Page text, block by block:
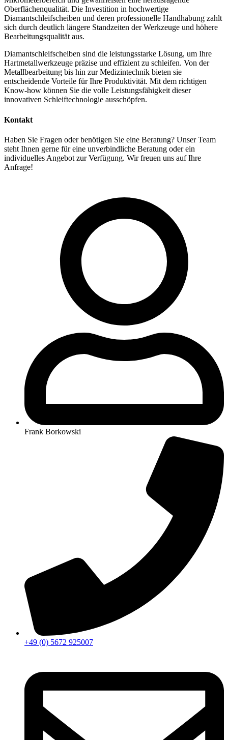
Oberflächenqualität. Die Investition in hochwertige
Diamantschleifscheiben und deren professionelle Handhabung zahlt
sich durch deutlich längere Standzeiten der Werkzeuge und höhere
Bearbeitungsqualität aus.
Diamantschleifscheiben sind die leistungsstarke Lösung, um Ihre
Hartmetallwerkzeuge präzise und effizient zu schleifen. Von der
Metallbearbeitung bis hin zur Medizintechnik bieten sie
entscheidende Vorteile für Ihre Produktivität. Mit dem richtigen
Know-how können Sie die volle Leistungsfähigkeit dieser
innovativen Schleiftechnologie ausschöpfen.
Kontakt
Haben Sie Fragen oder benötigen Sie eine Beratung? Unser Team
steht Ihnen gerne für eine unverbindliche Beratung oder ein
individuelles Angebot zur Verfügung. Wir freuen uns auf Ihre
Anfrage!
Frank Borkowski
+49 (0) 5672 925007